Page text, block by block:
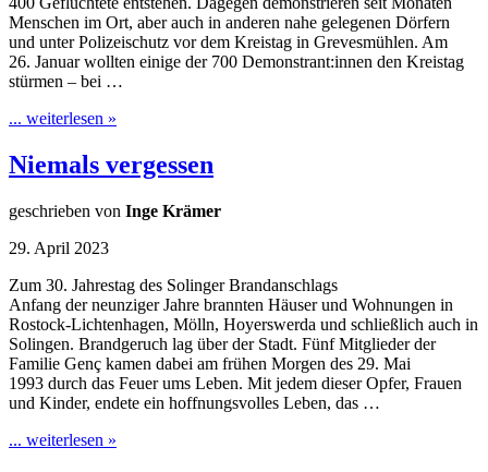
Menschen im Ort, aber auch in anderen nahe gelegenen Dörfern
und unter Polizeischutz vor dem Kreistag in Grevesmühlen. Am
26. Januar wollten einige der 700 Demonstrant:innen den Kreistag
stürmen – bei …
... weiterlesen »
Niemals vergessen
geschrieben von Inge Krämer
29. April 2023
Zum 30. Jahrestag des Solinger Brandanschlags
Anfang der neunziger Jahre brannten Häuser und Wohnungen in
Rostock-Lichtenhagen, Mölln, Hoyerswerda und schließlich auch in
Solingen. Brandgeruch lag über der Stadt. Fünf Mitglieder der
Familie Genç kamen dabei am frühen Morgen des 29. Mai
1993 durch das Feuer ums Leben. Mit jedem dieser Opfer, Frauen
und Kinder, endete ein hoffnungsvolles Leben, das …
... weiterlesen »